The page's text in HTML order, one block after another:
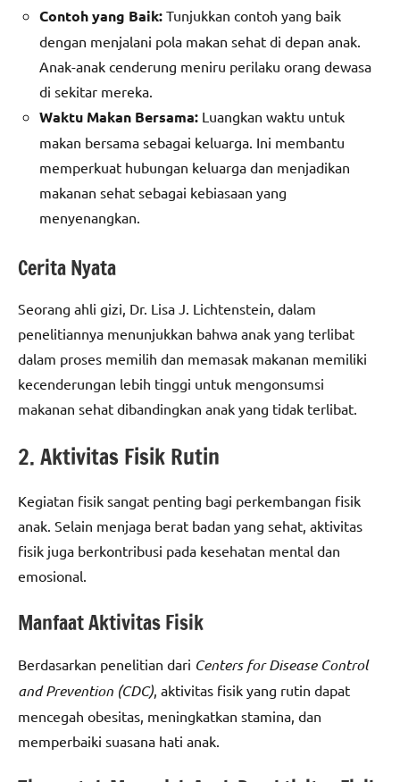
Contoh yang Baik: Tunjukkan contoh yang baik
dengan menjalani pola makan sehat di depan anak.
Anak-anak cenderung meniru perilaku orang dewasa
di sekitar mereka.
Waktu Makan Bersama: Luangkan waktu untuk
makan bersama sebagai keluarga. Ini membantu
memperkuat hubungan keluarga dan menjadikan
makanan sehat sebagai kebiasaan yang
menyenangkan.
Cerita Nyata
Seorang ahli gizi, Dr. Lisa J. Lichtenstein, dalam
penelitiannya menunjukkan bahwa anak yang terlibat
dalam proses memilih dan memasak makanan memiliki
kecenderungan lebih tinggi untuk mengonsumsi
makanan sehat dibandingkan anak yang tidak terlibat.
2. Aktivitas Fisik Rutin
Kegiatan fisik sangat penting bagi perkembangan fisik
anak. Selain menjaga berat badan yang sehat, aktivitas
fisik juga berkontribusi pada kesehatan mental dan
emosional.
Manfaat Aktivitas Fisik
Berdasarkan penelitian dari Centers for Disease Control
and Prevention (CDC) , aktivitas fisik yang rutin dapat
mencegah obesitas, meningkatkan stamina, dan
memperbaiki suasana hati anak.